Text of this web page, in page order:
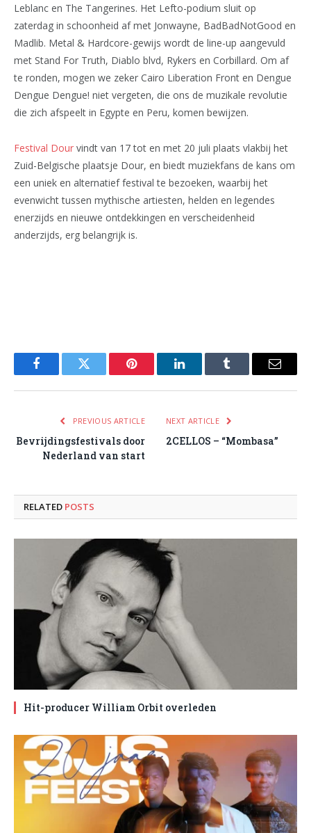
Leblanc en The Tangerines. Het Lefto-podium sluit op
zaterdag in schoonheid af met Jonwayne, BadBadNotGood en
Madlib. Metal & Hardcore-gewijs wordt de line-up aangevuld
met Stand For Truth, Diablo blvd, Rykers en Corbillard. Om af
te ronden, mogen we zeker Cairo Liberation Front en Dengue
Dengue Dengue! niet vergeten, die ons de muzikale revolutie
die zich afspeelt in Egypte en Peru, komen bewijzen.
Festival Dour vindt van 17 tot en met 20 juli plaats vlakbij het
Zuid-Belgische plaatsje Dour, en biedt muziekfans de kans om
een uniek en alternatief festival te bezoeken, waarbij het
evenwicht tussen mythische artiesten, helden en legendes
enerzijds en nieuwe ontdekkingen en verscheidenheid
anderzijds, erg belangrijk is.
FacebookTwitter Pinterest LinkedInTumblr Email
PREVIOUS ARTICLE
Bevrijdingsfestivals door
Nederland van start
NEXT ARTICLE
2CELLOS – “Mombasa”
RELATED POSTS
Hit-producer William Orbit overleden